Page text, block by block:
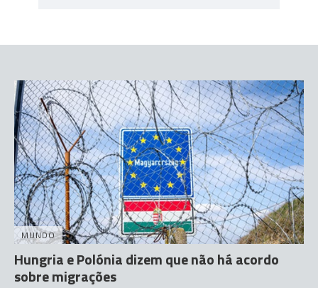
MUNDO
Hungria e Polónia dizem que não há acordo
sobre migrações